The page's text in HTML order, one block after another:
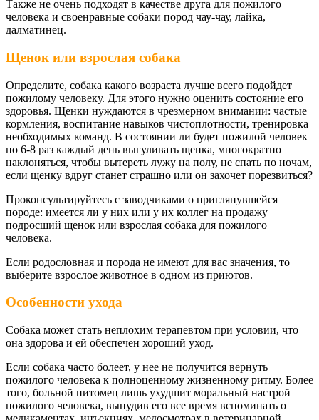
Также не очень подходят в качестве друга для пожилого
человека и своенравные собаки пород чау-чау, лайка,
далматинец.
Щенок или взрослая собака
Определите, собака какого возраста лучше всего подойдет
пожилому человеку. Для этого нужно оценить состояние его
здоровья. Щенки нуждаются в чрезмерном внимании: частые
кормления, воспитание навыков чистоплотности, тренировка
необходимых команд. В состоянии ли будет пожилой человек
по 6-8 раз каждый день выгуливать щенка, многократно
наклоняться, чтобы вытереть лужу на полу, не спать по ночам,
если щенку вдруг станет страшно или он захочет порезвиться?
Проконсультируйтесь с заводчиками о приглянувшейся
породе: имеется ли у них или у их коллег на продажу
подросший щенок или взрослая собака для пожилого
человека.
Если родословная и порода не имеют для вас значения, то
выберите взрослое животное в одном из приютов.
Особенности ухода
Собака может стать неплохим терапевтом при условии, что
она здорова и ей обеспечен хороший уход.
Если собака часто болеет, у нее не получится вернуть
пожилого человека к полноценному жизненному ритму. Более
того, больной питомец лишь ухудшит моральный настрой
пожилого человека, вынудив его все время вспоминать о